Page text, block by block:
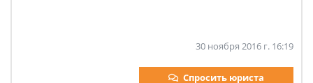
30 ноября 2016 г. 16:19
Спросить юриста